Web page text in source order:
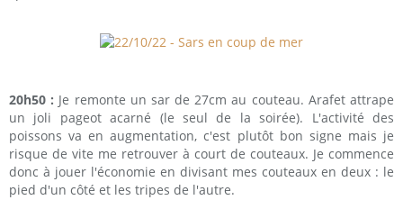
20h50 : Je remonte un sar de 27cm au couteau. Arafet attrape
un joli pageot acarné (le seul de la soirée). L'activité des
poissons va en augmentation, c'est plutôt bon signe mais je
risque de vite me retrouver à court de couteaux. Je commence
donc à jouer l'économie en divisant mes couteaux en deux : le
pied d'un côté et les tripes de l'autre.